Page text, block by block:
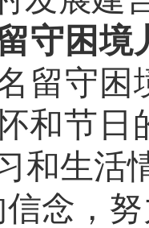
守困境
留守困
和节日
和生活
信念，